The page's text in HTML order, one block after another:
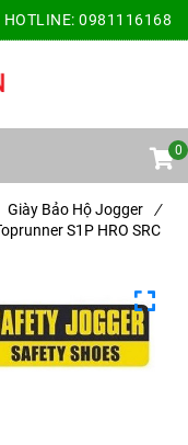
HOTLINE: 0981116168
0
Giày Bảo Hộ Jogger
/
S1P HRO SRC